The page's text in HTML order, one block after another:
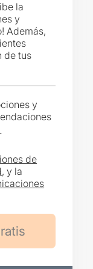
la
y
Además,
de tus
y
de
, y la